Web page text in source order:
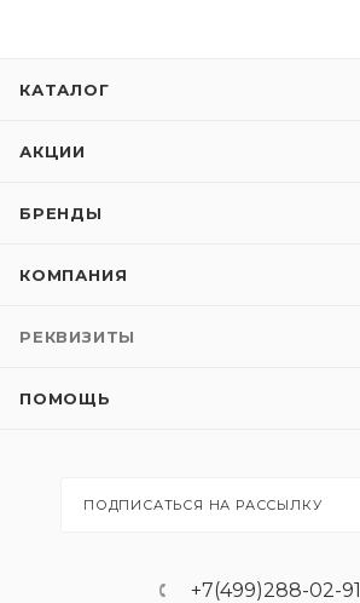
КАТАЛОГ
АКЦИИ
БРЕНДЫ
КОМПАНИЯ
РЕКВИЗИТЫ
ПОМОЩЬ
ПОДПИСАТЬСЯ НА РАССЫЛКУ
+7(499)288-02-91